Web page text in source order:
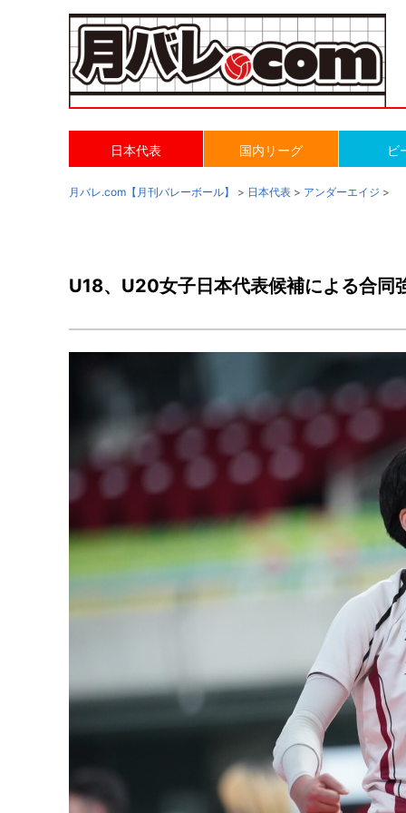
日本代表 国内リーグ ビ
月バレ.com【月刊バレーボール】 > 日本代表 > アンダーエイジ >
U18、U20女子日本代表候補による合同